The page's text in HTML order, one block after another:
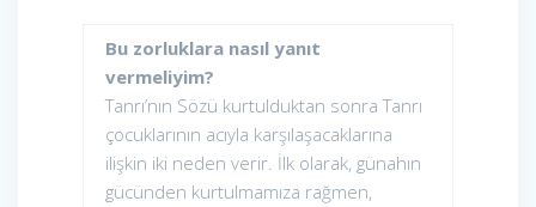
Bu zorluklara nasıl yanıt
vermeliyim?
Tanrı’nın Sözü kurtulduktan sonra Tanrı
çocuklarının acıyla karşılaşacaklarına
ilişkin iki neden verir. İlk olarak, günahın
gücünden kurtulmamıza rağmen,